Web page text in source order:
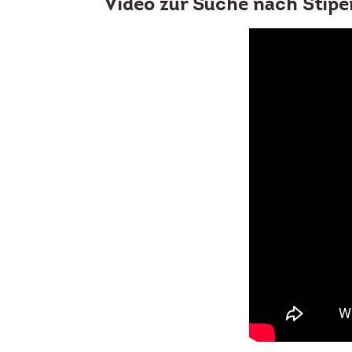
Video zur Suche nach